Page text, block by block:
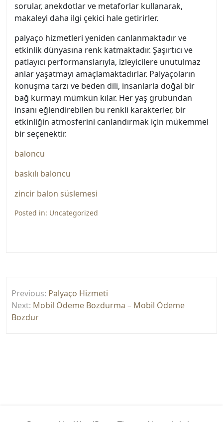
sorular, anekdotlar ve metaforlar kullanarak,
makaleyi daha ilgi çekici hale getirirler.
palyaço hizmetleri yeniden canlanmaktadır ve
etkinlik dünyasına renk katmaktadır. Şaşırtıcı ve
patlayıcı performanslarıyla, izleyicilere unutulmaz
anlar yaşatmayı amaçlamaktadırlar. Palyaçoların
konuşma tarzı ve beden dili, insanlarla doğal bir
bağ kurmayı mümkün kılar. Her yaş grubundan
insanı eğlendirebilen bu renkli karakterler, bir
etkinliğin atmosferini canlandırmak için mükemmel
bir seçenektir.
baloncu
baskılı baloncu
zincir balon süslemesi
Posted in: Uncategorized
gezinmesi
Previous: Palyaço Hizmeti
Next: Mobil Ödeme Bozdurma – Mobil Ödeme
Bozdur